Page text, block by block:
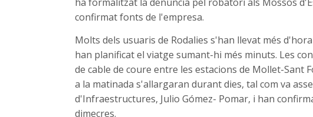
ha formalitzat la denúncia pel robatori als Mossos
confirmat fonts de l'empresa.
Molts dels usuaris de Rodalies s'han llevat més
han planificat el viatge sumant-hi més minuts. Les
de cable de coure entre les estacions de Mollet-Sant
a la matinada s'allargaran durant dies, tal com va
d'Infraestructures, Julio Gómez- Pomar, i han
dimecres.